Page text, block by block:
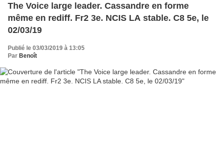
The Voice large leader. Cassandre en forme
même en rediff. Fr2 3e. NCIS LA stable. C8 5e, le
02/03/19
Publié le 03/03/2019 à 13:05
Par Benoît